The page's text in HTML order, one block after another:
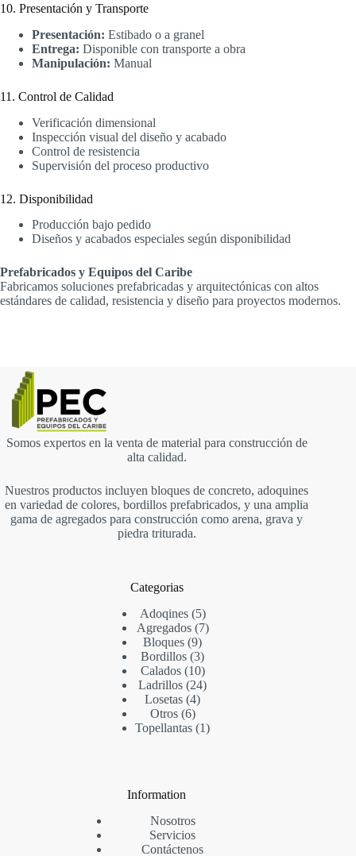
10. Presentación y Transporte
Presentación: Estibado o a granel
Entrega: Disponible con transporte a obra
Manipulación: Manual
11. Control de Calidad
Verificación dimensional
Inspección visual del diseño y acabado
Control de resistencia
Supervisión del proceso productivo
12. Disponibilidad
Producción bajo pedido
Diseños y acabados especiales según disponibilidad
Prefabricados y Equipos del Caribe
Fabricamos soluciones prefabricadas y arquitectónicas con altos
estándares de calidad, resistencia y diseño para proyectos modernos.
Somos expertos en la venta de material para construcción de
alta calidad.
Nuestros productos incluyen bloques de concreto, adoquines
en variedad de colores, bordillos prefabricados, y una amplia
gama de agregados para construcción como arena, grava y
piedra triturada.
Categorias
Adoqines 5
Agregados 7
Bloques 9
Bordillos 3
Calados 10
Ladrillos 24
Losetas 4
Otros 6
Topellantas 1
Information
Nosotros
Servicios
Contáctenos